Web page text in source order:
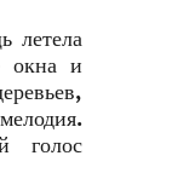
летела
окна и
голос